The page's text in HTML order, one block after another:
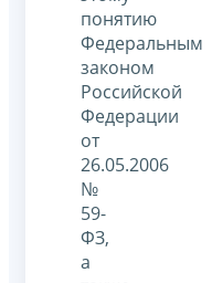
понятию
Федеральным
законом
Российской
Федерации
от
26.05.2006
№
59-
ФЗ,
а